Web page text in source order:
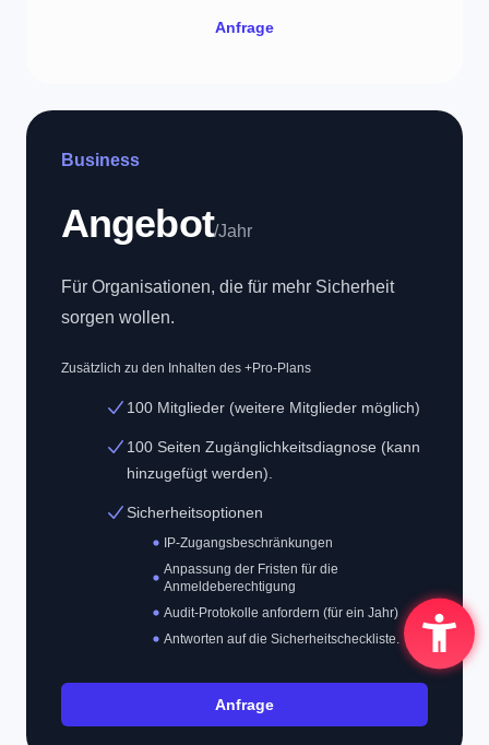
Anfrage
Business
Angebot/Jahr
Für Organisationen, die für mehr Sicherheit
sorgen wollen.
Zusätzlich zu den Inhalten des +Pro-Plans
100 Mitglieder (weitere Mitglieder möglich)
100 Seiten Zugänglichkeitsdiagnose (kann
hinzugefügt werden).
Sicherheitsoptionen
IP-Zugangsbeschränkungen
Anpassung der Fristen für die
Anmeldeberechtigung
Audit-Protokolle anfordern (für ein Jahr)
Antworten auf die Sicherheitscheckliste.
Anfrage